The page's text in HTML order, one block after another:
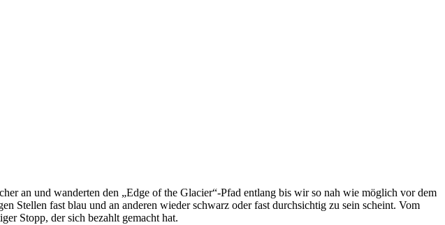
an und wanderten den „Edge of the Glacier“-Pfad entlang bis wir so nah wie möglich vor dem
Stellen fast blau und an anderen wieder schwarz oder fast durchsichtig zu sein scheint. Vom
Stopp, der sich bezahlt gemacht hat.